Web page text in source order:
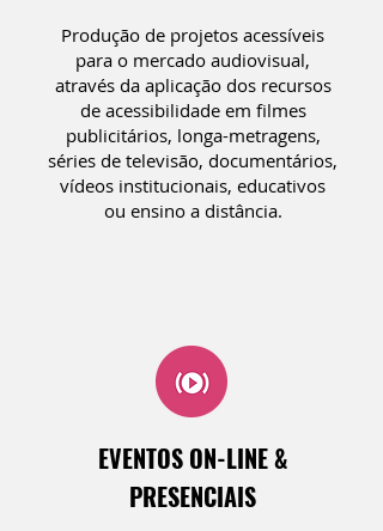
Produção de projetos acessíveis
para o mercado audiovisual,
através da aplicação dos recursos
de acessibilidade em filmes
publicitários, longa-metragens,
séries de televisão, documentários,
vídeos institucionais, educativos
ou ensino a distância.
EVENTOS ON-LINE &
PRESENCIAIS